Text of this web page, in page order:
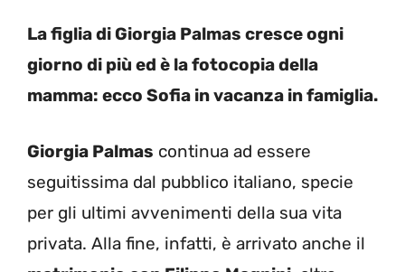
La figlia di Giorgia Palmas cresce ogni
giorno di più ed è la fotocopia della
mamma: ecco Sofia in vacanza in famiglia.
Giorgia Palmas continua ad essere
seguitissima dal pubblico italiano, specie
per gli ultimi avvenimenti della sua vita
privata. Alla fine, infatti, è arrivato anche il